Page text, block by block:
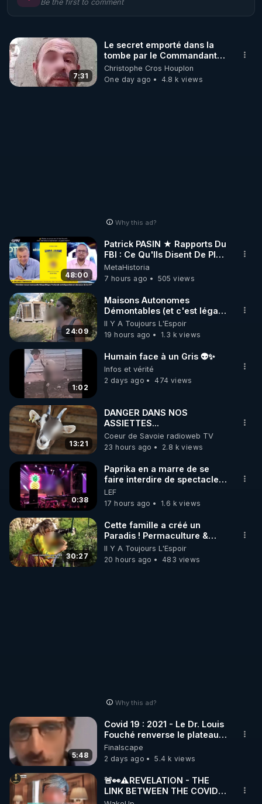
mêmes gouvernants, pour justifier l’« Éducation à
la Sexualité » ?
Be the first to comment
7:31
Le secret emporté dans la
tombe par le Commandant
Cousteau le 25 juin 1997
Christophe Cros Houplon
One day ago
4.8 k views
Why this ad?
48:00
Patrick PASIN ★ Rapports Du
FBI : Ce Qu'Ils Disent De Plus
Grave Sur Hitler
MetaHistoria
7 hours ago
505 views
24:09
Maisons Autonomes
Démontables (et c'est légal).
Visite éco village en
Bretagne
Il Y A Toujours L'Espoir
19 hours ago
1.3 k views
1:02
Humain face à un Gris 👽✨
Infos et vérité
2 days ago
474 views
13:21
DANGER DANS NOS
ASSIETTES...
Coeur de Savoie radioweb TV
23 hours ago
2.8 k views
0:38
Paprika en a marre de se
faire interdire de spectacle.
Elle décide donc de devenir
DJ !
LEF
17 hours ago
1.6 k views
30:27
Cette famille a créé un
Paradis ! Permaculture &
Autonomie
Il Y A Toujours L'Espoir
20 hours ago
483 views
Why this ad?
5:48
Covid 19 : 2021 - Le Dr. Louis
Fouché renverse le plateau
de CNews !
Finalscape
2 days ago
5.4 k views
🚨👀⚠️REVELATION - THE
LINK BETWEEN THE COVID
VACCINE AND CANCER -LIEN